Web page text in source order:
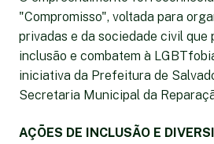
"Compromisso", voltada para
privadas e da sociedade civil que
inclusão e combatem à
iniciativa da Prefeitura de
Secretaria Municipal da
AÇÕES DE INCLUSÃO E